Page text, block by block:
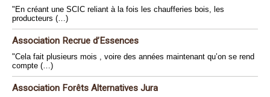
"En créant une SCIC reliant à la fois les chaufferies bois, les
producteurs (…)
Association Recrue d’Essences
"Cela fait plusieurs mois , voire des années maintenant qu’on se rend
compte (…)
Association Forêts Alternatives Jura